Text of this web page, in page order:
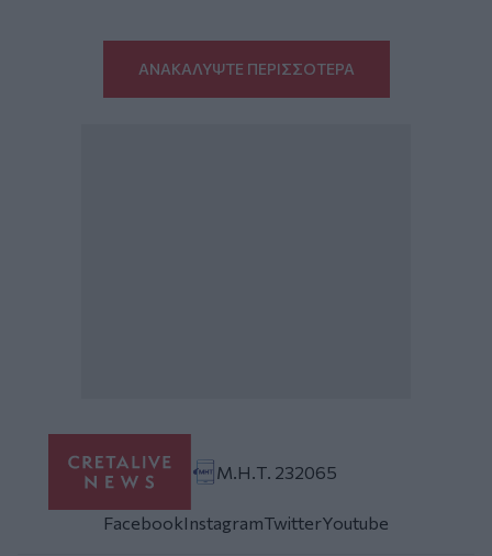
ΑΝΑΚΑΛΥΨΤΕ ΠΕΡΙΣΣΟΤΕΡΑ
Μ.Η.Τ. 232065
FacebookInstagramTwitterYoutube